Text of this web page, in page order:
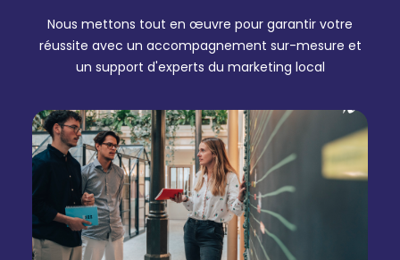
Nous mettons tout en œuvre pour garantir votre
réussite avec un accompagnement sur-mesure et
un support d'experts du marketing local